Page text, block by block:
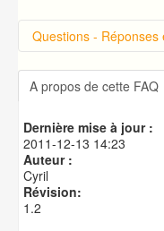
Questions - Réponses
Connexion à
Changer le mot
Créer une base
Utilisation de Filezilla
A propos de cette FAQ
Dernière mise à jour :
2011-12-13 14:23
Auteur :
Cyril
Révision:
1.2